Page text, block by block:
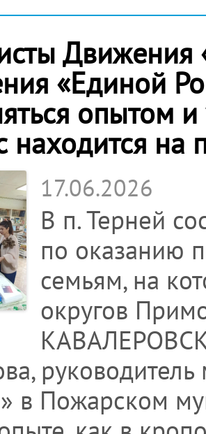
Движения
«Единой
опытом
находится на
17.06.2026
В п. Терней
по оказанию
семьям, на
округов
в Пожарском